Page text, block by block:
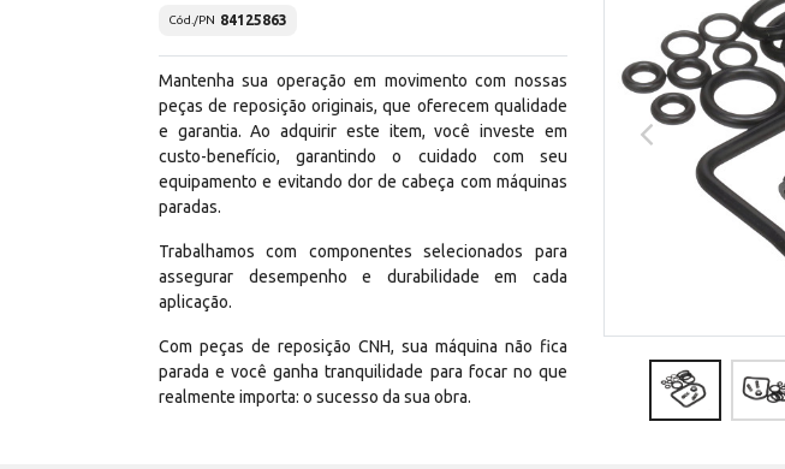
Cód./PN 84125863
Mantenha sua operação em movimento com nossas
peças de reposição originais, que oferecem qualidade
e garantia. Ao adquirir este item, você investe em
custo-benefício, garantindo o cuidado com seu
equipamento e evitando dor de cabeça com máquinas
paradas.
Trabalhamos com componentes selecionados para
assegurar desempenho e durabilidade em cada
aplicação.
Com peças de reposição CNH, sua máquina não fica
parada e você ganha tranquilidade para focar no que
realmente importa: o sucesso da sua obra.